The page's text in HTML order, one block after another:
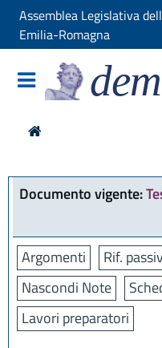
Assemblea Legislativa
Emilia-Romagna
dem
Documento vigente:
Argomenti Rif.
Nascondi Note
Lavori preparatori